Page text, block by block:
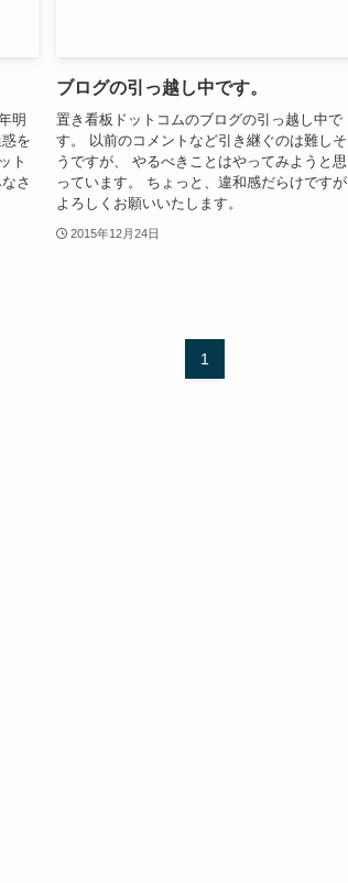
明
を
ト
さ
ブログの引っ越し中です。
置き看板ドットコムのブログの引っ越し中で
す。 以前のコメントなど引き継ぐのは難しそ
うですが、 やるべきことはやってみようと思
っています。 ちょっと、違和感だらけですが
よろしくお願いいたします。
2015年12月24日
1